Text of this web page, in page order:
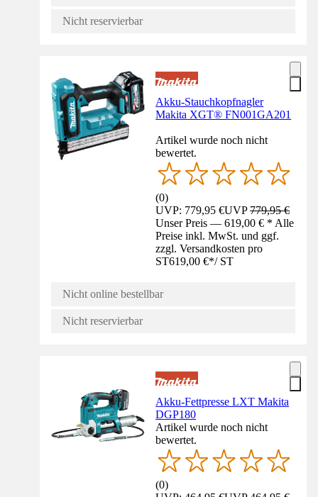
Nicht reservierbar
Akku-Stauchkopfnagler
Makita XGT® FN001GA201
Artikel wurde noch nicht
bewertet.
(0)
UVP: 779,95 €UVP779,95 €
Unser Preis — 619,00 € * Alle
Preise inkl. MwSt. und ggf.
zzgl. Versandkosten pro
ST619,00 €*/ ST
Nicht online bestellbar
Nicht reservierbar
Akku-Fettpresse LXT Makita
DGP180
Artikel wurde noch nicht
bewertet.
(0)